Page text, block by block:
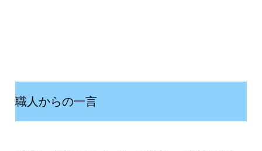
職人からの一言